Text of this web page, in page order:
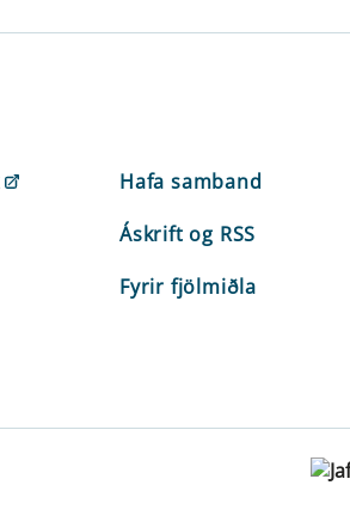
Hafa samband
Áskrift og RSS
Fyrir fjölmiðla